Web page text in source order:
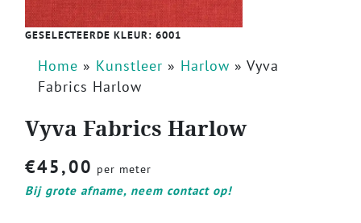
GESELECTEERDE KLEUR: 6001
Home » Kunstleer » Harlow » Vyva
Fabrics Harlow
Vyva Fabrics Harlow
€45,00 per meter
Bij grote afname, neem contact op!